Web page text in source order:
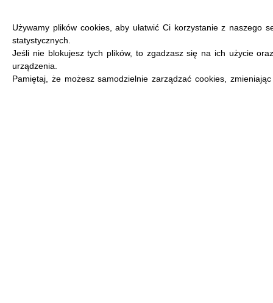
Używamy plików cookies, aby ułatwić Ci korzystanie z naszego
statystycznych.
Jeśli nie blokujesz tych plików, to zgadzasz się na ich użycie
urządzenia.
Pamiętaj, że możesz samodzielnie zarządzać cookies,
MENU